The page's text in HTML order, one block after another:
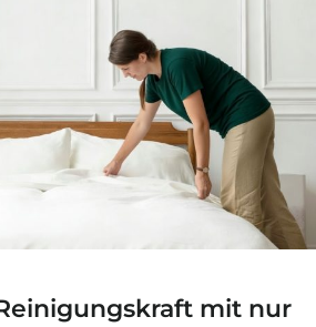
mit nur